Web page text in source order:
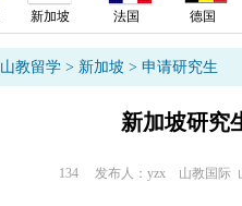
新加坡 法国 德国
山教留学 > 新加坡 > 申请研究生
新加坡研究
134发布人：yzx 山教国际